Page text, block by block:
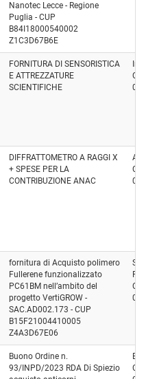
Nanotec Lecce - Regione
Puglia - CUP
B84I18000540002
Z1C3D67B6E
FORNITURA DI SENSORISTICA
E ATTREZZATURE
SCIENTIFICHE
DIFFRATTOMETRO A RAGGI X
+ SPESE PER LA
CONTRIBUZIONE ANAC
fornitura di Acquisto polimero
Fullerene funzionalizzato
PC61BM nell’ambito del
progetto VertiGROW -
SAC.AD002.173 - CUP
B15F21004410005
Z4A3D67E06
Buono Ordine n.
93/INPD/2023 RDA Di Spiezio